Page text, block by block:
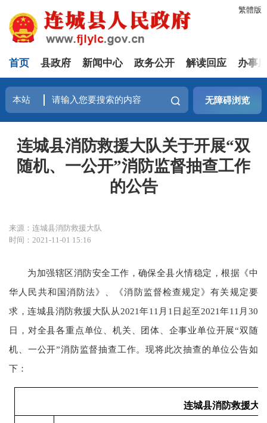
繁體版
首页 县政府 新闻中心 政务公开 解读回应 办事
无障碍浏览
连城县消防救援大队关于开展“双
随机、一公开”消防监督抽查工作
的公告
来源：连城县消防救援大队
时间：2021-11-01 15:16
为加强辖区消防安全工作，确保全县火情稳定，根据《中
华人民共和国消防法》、《消防监督检查规定》有关规定要
求，连城县消防救援大队从2021年11月1日起至2021年11月30
日，对全县各重点单位、机关、团体、企事业单位开展“双随
机、一公开”消防监督抽查工作。现将此次抽查的单位公告如
下：
连城县消防救援大